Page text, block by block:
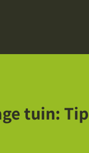
tuin: